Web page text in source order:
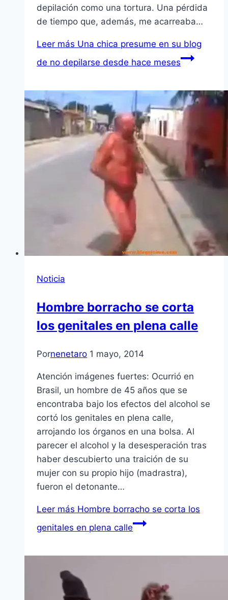
depilación como una tortura. Una pérdida
de tiempo que, además, me acarreaba…
Leer más Una chica presume en su blog
de no depilarse desde hace meses
Noticia
Hombre borracho se corta
los genitales en plena calle
Pornenetaro 1 mayo, 2014
Atención imágenes fuertes: Ocurrió en
Brasil, un hombre de 45 años que se
encontraba bajo los efectos del alcohol se
cortó los genitales en plena calle,
arrojando los órganos en una bolsa. Al
parecer el alcohol y la desesperación tras
haber descubierto una traición de su
mujer con su propio hijo (madrastra),
fueron el detonante…
Leer más Hombre borracho se corta los
genitales en plena calle